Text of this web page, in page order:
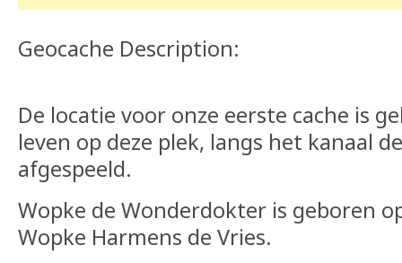
Geocache Description:
De locatie voor onze eerste cache is
leven op deze plek, langs het kanaal
afgespeeld.
Wopke de Wonderdokter is geboren
Wopke Harmens de Vries.